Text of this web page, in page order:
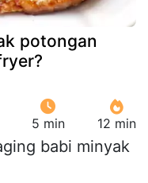
potongan
5 min 12 min
babi minyak